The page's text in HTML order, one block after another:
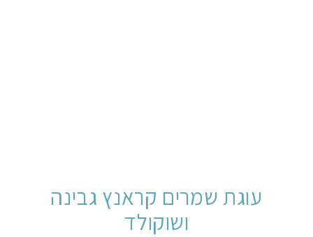
עוגת שמרים קראנץ גבינה
ושוקולד